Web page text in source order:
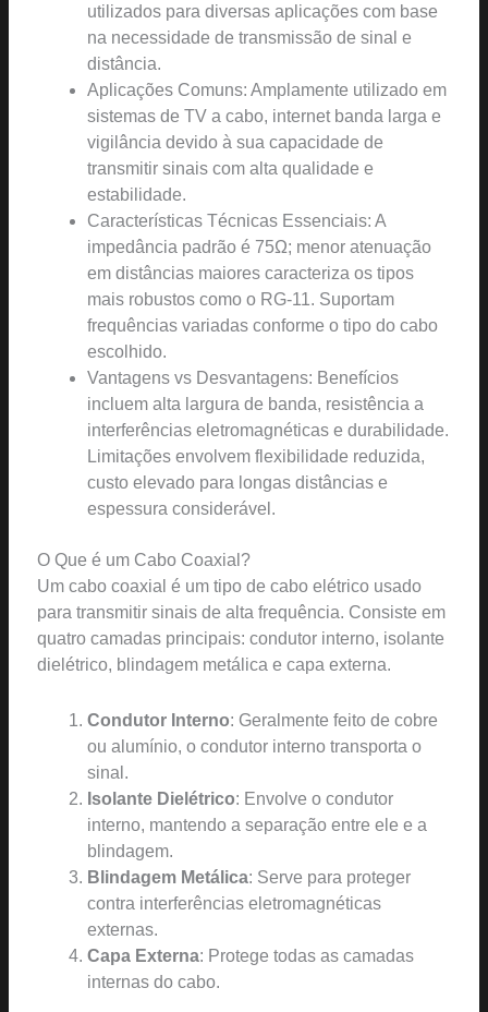
utilizados para diversas aplicações com base
na necessidade de transmissão de sinal e
distância.
Aplicações Comuns: Amplamente utilizado em
sistemas de TV a cabo, internet banda larga e
vigilância devido à sua capacidade de
transmitir sinais com alta qualidade e
estabilidade.
Características Técnicas Essenciais: A
impedância padrão é 75Ω; menor atenuação
em distâncias maiores caracteriza os tipos
mais robustos como o RG-11. Suportam
frequências variadas conforme o tipo do cabo
escolhido.
Vantagens vs Desvantagens: Benefícios
incluem alta largura de banda, resistência a
interferências eletromagnéticas e durabilidade.
Limitações envolvem flexibilidade reduzida,
custo elevado para longas distâncias e
espessura considerável.
O Que é um Cabo Coaxial?
Um cabo coaxial é um tipo de cabo elétrico usado
para transmitir sinais de alta frequência. Consiste em
quatro camadas principais: condutor interno, isolante
dielétrico, blindagem metálica e capa externa.
Condutor Interno: Geralmente feito de cobre
ou alumínio, o condutor interno transporta o
sinal.
Isolante Dielétrico: Envolve o condutor
interno, mantendo a separação entre ele e a
blindagem.
Blindagem Metálica: Serve para proteger
contra interferências eletromagnéticas
externas.
Capa Externa: Protege todas as camadas
internas do cabo.